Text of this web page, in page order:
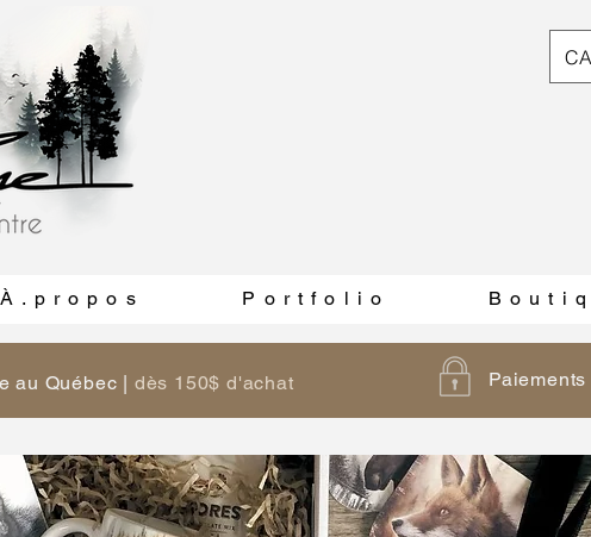
À . p r o p o s P o r t f o l i o B o u t i q
au Québec | dès 150$ d'achat